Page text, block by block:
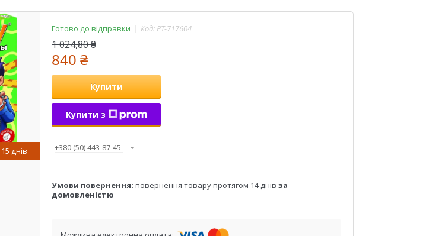
15 днів
Готово до відправки Код: PT-717604
1 024,80 ₴
840 ₴
Купити
Купити з
+380 (50) 443-87-45
повернення товару протягом 14 днів за
домовленістю